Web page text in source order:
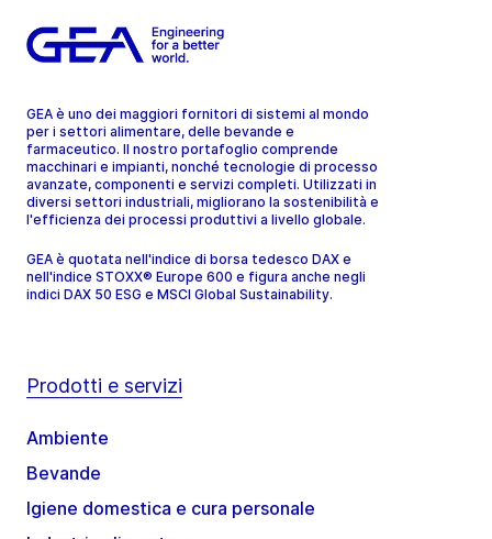
GEA è uno dei maggiori fornitori di sistemi al mondo
per i settori alimentare, delle bevande e
farmaceutico. Il nostro portafoglio comprende
macchinari e impianti, nonché tecnologie di processo
avanzate, componenti e servizi completi. Utilizzati in
diversi settori industriali, migliorano la sostenibilità e
l'efficienza dei processi produttivi a livello globale.
GEA è quotata nell'indice di borsa tedesco DAX e
nell'indice STOXX® Europe 600 e figura anche negli
indici DAX 50 ESG e MSCI Global Sustainability.
Prodotti e servizi
Ambiente
Bevande
Igiene domestica e cura personale